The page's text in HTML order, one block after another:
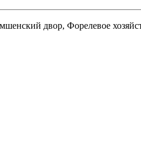
двор, Форелевое